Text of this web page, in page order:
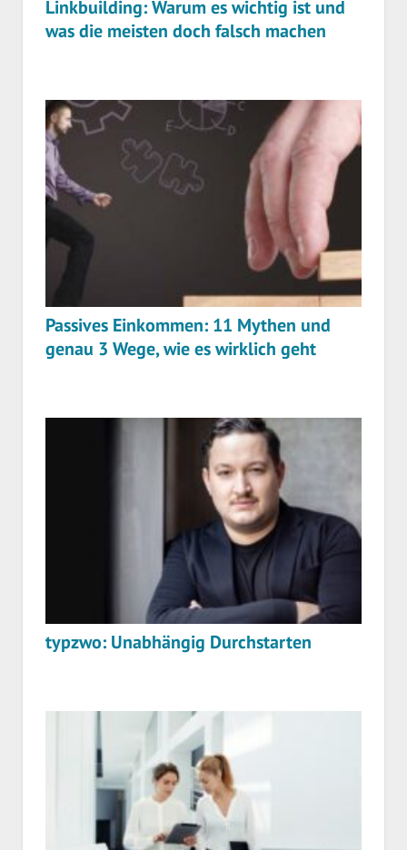
Linkbuilding: Warum es wichtig ist und
was die meisten doch falsch machen
Passives Einkommen: 11 Mythen und
genau 3 Wege, wie es wirklich geht
typzwo: Unabhängig Durchstarten